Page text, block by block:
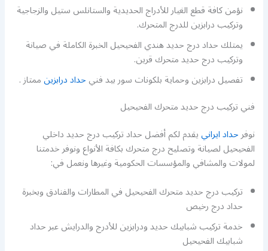
نؤمن كافة قطع الغيار للأدراج الحديدية والستانلس ستيل والزجاجية
وتركيب درابزين للدرج المتحرك.
يمتلك حداد درج حديد هندي الفحيحيل الخبرة الكاملة في صيانة
وتركيب درج حديد متحرك قرين.
تفصيل درابزين وحماية بلكونات سور بيد فنيحداد درابزينممتاز .
فني تركيب درج حديد متحرك الفحيحيل
نوفرحداد ايرانييقدم لكم أفضل حداد تركيب درج حديد داخلي
الفحيحيل لصيانة وتصليح درج متحرك بكافة الأنواع ونوفر خدمتنا
لمولات والمشافي والمؤسسات الحكومية وغيرها ونعمل في:
تركيب درج حديد متحرك الفحيحيل في المطارات والفنادق وبخبرة
حداد درج رخيص
خدمة تركيب شبابيك حديد ودرابزين للأدرج والدرايش عبر حداد
شبابيك الفحيحيل